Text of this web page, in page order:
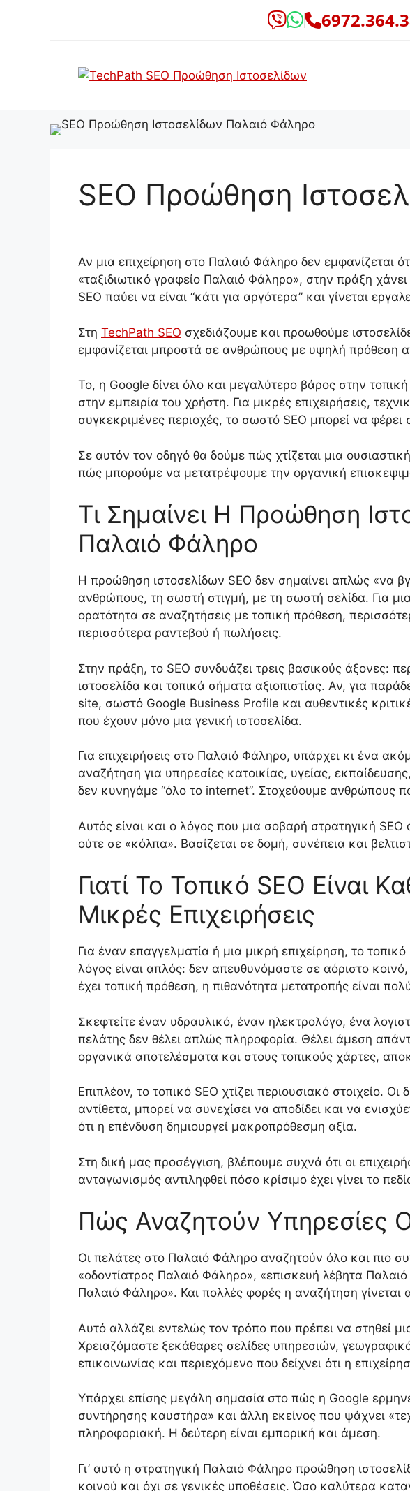
SEO Προώθηση
Αν μια επιχείρηση στο Παλαιό Φάληρο δεν εμφανίζεται
«ταξιδιωτικό γραφείο Παλαιό Φάληρο», στην πράξη
SEO παύει να είναι “κάτι για αργότερα” και γίνεται
Στη TechPath SEO σχεδιάζουμε και προωθούμε
εμφανίζεται μπροστά σε ανθρώπους με υψηλή πρόθεση
Το, η Google δίνει όλο και μεγαλύτερο βάρος στην
στην εμπειρία του χρήστη. Για μικρές επιχειρήσεις,
συγκεκριμένες περιοχές, το σωστό SEO μπορεί να
Σε αυτόν τον οδηγό θα δούμε πώς χτίζεται μια
πώς μπορούμε να μετατρέψουμε την οργανική
Τι Σημαίνει Η Προώθηση
Παλαιό Φάληρο
Η προώθηση ιστοσελίδων SEO δεν σημαίνει απλώς «να
ανθρώπους, τη σωστή στιγμή, με τη σωστή σελίδα. Για
ορατότητα σε αναζητήσεις με τοπική πρόθεση,
περισσότερα ραντεβού ή πωλήσεις.
Στην πράξη, το SEO συνδυάζει τρεις βασικούς άξονες:
ιστοσελίδα και τοπικά σήματα αξιοπιστίας. Αν, για
site, σωστό Google Business Profile και αυθεντικές
που έχουν μόνο μια γενική ιστοσελίδα.
Για επιχειρήσεις στο Παλαιό Φάληρο, υπάρχει κι ένα
αναζήτηση για υπηρεσίες κατοικίας, υγείας,
δεν κυνηγάμε “όλο το internet”. Στοχεύουμε ανθρώπους
Αυτός είναι και ο λόγος που μια σοβαρή στρατηγική
ούτε σε «κόλπα». Βασίζεται σε δομή, συνέπεια και
Γιατί Το Τοπικό SEO Είναι
Μικρές Επιχειρήσεις
Για έναν επαγγελματία ή μια μικρή επιχείρηση, το
λόγος είναι απλός: δεν απευθυνόμαστε σε αόριστο
έχει τοπική πρόθεση, η πιθανότητα μετατροπής είναι
Σκεφτείτε έναν υδραυλικό, έναν ηλεκτρολόγο, ένα
πελάτης δεν θέλει απλώς πληροφορία. Θέλει άμεση
οργανικά αποτελέσματα και στους τοπικούς χάρτες,
Επιπλέον, το τοπικό SEO χτίζει περιουσιακό στοιχείο.
αντίθετα, μπορεί να συνεχίσει να αποδίδει και να
ότι η επένδυση δημιουργεί μακροπρόθεσμη αξία.
Στη δική μας προσέγγιση, βλέπουμε συχνά ότι οι
ανταγωνισμός αντιληφθεί πόσο κρίσιμο έχει γίνει το
Πώς Αναζητούν Υπηρεσίες
Οι πελάτες στο Παλαιό Φάληρο αναζητούν όλο και πιο
«οδοντίατρος Παλαιό Φάληρο», «επισκευή λέβητα
Παλαιό Φάληρο». Και πολλές φορές η αναζήτηση
Αυτό αλλάζει εντελώς τον τρόπο που πρέπει να στηθεί
Χρειαζόμαστε ξεκάθαρες σελίδες υπηρεσιών,
επικοινωνίας και περιεχόμενο που δείχνει ότι η
Υπάρχει επίσης μεγάλη σημασία στο πώς η Google
συντήρησης καυστήρα» και άλλη εκείνος που ψάχνει
πληροφοριακή. Η δεύτερη είναι εμπορική και άμεση.
Γι’ αυτό η στρατηγική Παλαιό Φάληρο προώθηση
κοινού και όχι σε γενικές υποθέσεις. Όσο καλύτερα